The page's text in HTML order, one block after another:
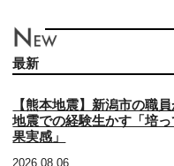
最新
【熊本地震】新潟市の職
地震での経験生かす「培
果実感」
2026.08.06